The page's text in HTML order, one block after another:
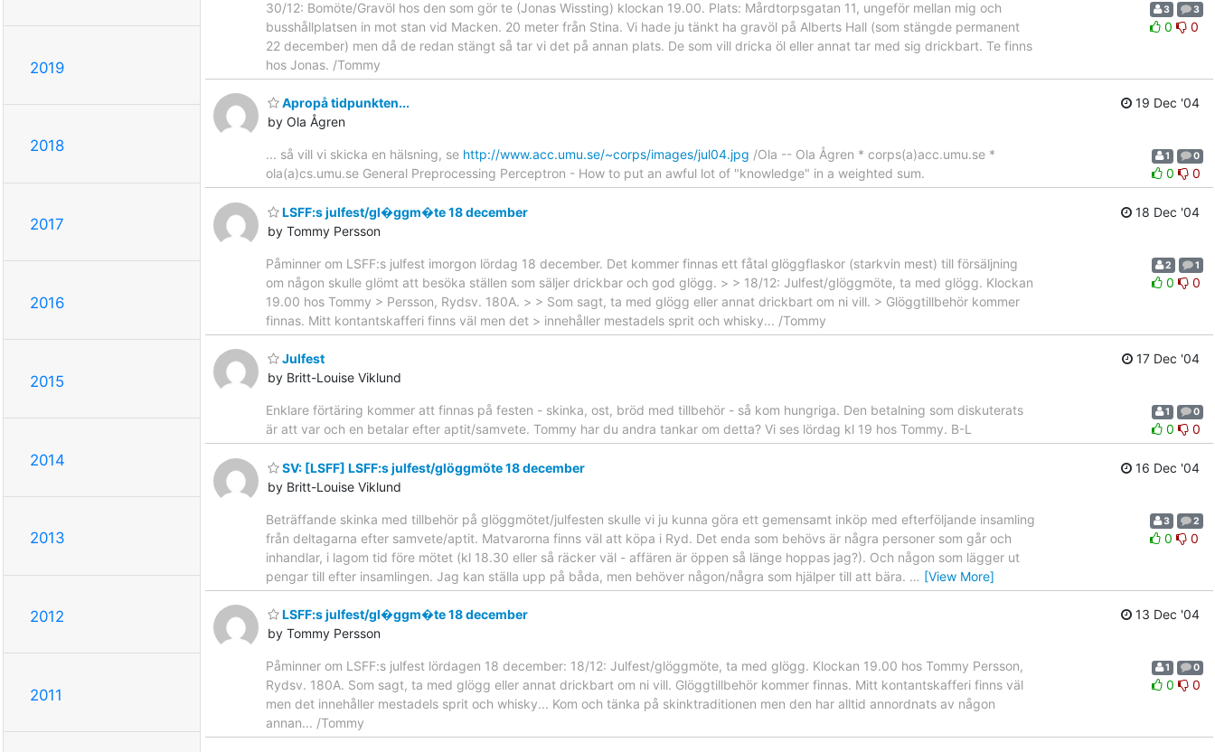
2019
2018
2017
2016
2015
2014
2013
2012
2011
30/12: Bomöte/Gravöl hos den som gör te (Jonas Wissting) klockan 19.00. Plats: Mårdtorpsgatan 11, ungeför mellan mig och
busshållplatsen in mot stan vid Macken. 20 meter från Stina. Vi hade ju tänkt ha gravöl på Alberts Hall (som stängde permanent
22 december) men då de redan stängt så tar vi det på annan plats. De som vill dricka öl eller annat tar med sig drickbart. Te finns
hos Jonas. /Tommy
3 3
0 0
Apropå tidpunkten...
by Ola Ågren
19 Dec '04
... så vill vi skicka en hälsning, se http://www.acc.umu.se/~corps/images/jul04.jpg /Ola -- Ola Ågren * corps(a)acc.umu.se *
ola(a)cs.umu.se General Preprocessing Perceptron - How to put an awful lot of "knowledge" in a weighted sum.
1 0
0 0
LSFF:s julfest/gl�ggm�te 18 december
by Tommy Persson
18 Dec '04
Påminner om LSFF:s julfest imorgon lördag 18 december. Det kommer finnas ett fåtal glöggflaskor (starkvin mest) till försäljning
om någon skulle glömt att besöka ställen som säljer drickbar och god glögg. > > 18/12: Julfest/glöggmöte, ta med glögg. Klockan
19.00 hos Tommy > Persson, Rydsv. 180A. > > Som sagt, ta med glögg eller annat drickbart om ni vill. > Glöggtillbehör kommer
finnas. Mitt kontantskafferi finns väl men det > innehåller mestadels sprit och whisky... /Tommy
2 1
0 0
Julfest
by Britt-Louise Viklund
17 Dec '04
Enklare förtäring kommer att finnas på festen - skinka, ost, bröd med tillbehör - så kom hungriga. Den betalning som diskuterats
är att var och en betalar efter aptit/samvete. Tommy har du andra tankar om detta? Vi ses lördag kl 19 hos Tommy. B-L
1 0
0 0
SV: [LSFF] LSFF:s julfest/glöggmöte 18 december
by Britt-Louise Viklund
16 Dec '04
Beträffande skinka med tillbehör på glöggmötet/julfesten skulle vi ju kunna göra ett gemensamt inköp med efterföljande insamling
från deltagarna efter samvete/aptit. Matvarorna finns väl att köpa i Ryd. Det enda som behövs är några personer som går och
inhandlar, i lagom tid före mötet (kl 18.30 eller så räcker väl - affären är öppen så länge hoppas jag?). Och någon som lägger ut
pengar till efter insamlingen. Jag kan ställa upp på båda, men behöver någon/några som hjälper till att bära. … [View More]
3 2
0 0
LSFF:s julfest/gl�ggm�te 18 december
by Tommy Persson
13 Dec '04
Påminner om LSFF:s julfest lördagen 18 december: 18/12: Julfest/glöggmöte, ta med glögg. Klockan 19.00 hos Tommy Persson,
Rydsv. 180A. Som sagt, ta med glögg eller annat drickbart om ni vill. Glöggtillbehör kommer finnas. Mitt kontantskafferi finns väl
men det innehåller mestadels sprit och whisky... Kom och tänka på skinktraditionen men den har alltid annordnats av någon
annan... /Tommy
1 0
0 0